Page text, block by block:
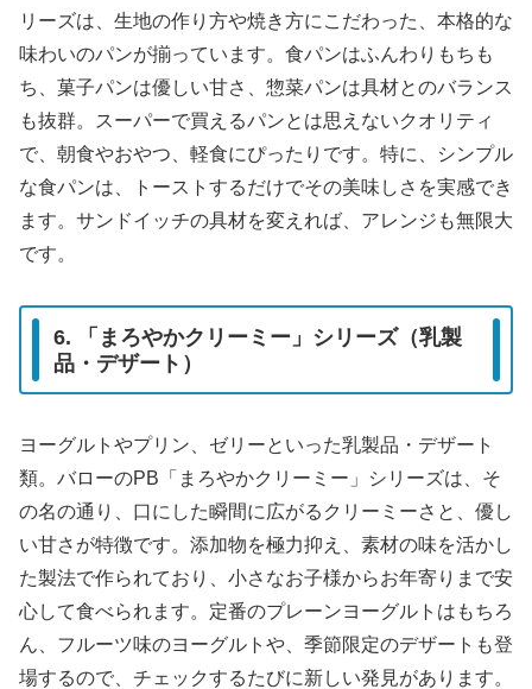
リーズは、生地の作り方や焼き方にこだわった、本格的な
味わいのパンが揃っています。食パンはふんわりもちも
ち、菓子パンは優しい甘さ、惣菜パンは具材とのバランス
も抜群。スーパーで買えるパンとは思えないクオリティ
で、朝食やおやつ、軽食にぴったりです。特に、シンプル
な食パンは、トーストするだけでその美味しさを実感でき
ます。サンドイッチの具材を変えれば、アレンジも無限大
です。
6. 「まろやかクリーミー」シリーズ（乳製
品・デザート）
ヨーグルトやプリン、ゼリーといった乳製品・デザート
類。バローのPB「まろやかクリーミー」シリーズは、そ
の名の通り、口にした瞬間に広がるクリーミーさと、優し
い甘さが特徴です。添加物を極力抑え、素材の味を活かし
た製法で作られており、小さなお子様からお年寄りまで安
心して食べられます。定番のプレーンヨーグルトはもちろ
ん、フルーツ味のヨーグルトや、季節限定のデザートも登
場するので、チェックするたびに新しい発見があります。